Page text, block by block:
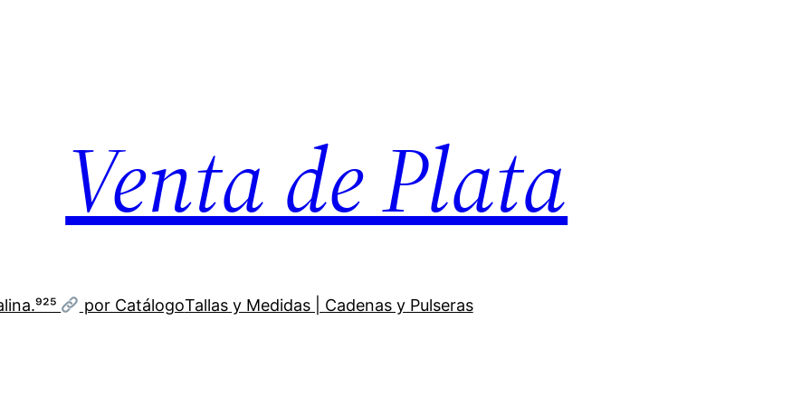
Venta de Plata
por CatálogoTallas y Medidas | Cadenas y Pulseras